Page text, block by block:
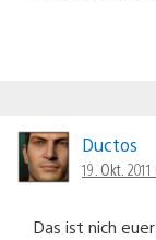
Ductos
19. Okt.
Das ist nich